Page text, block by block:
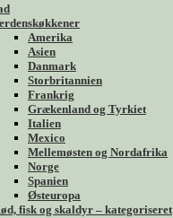
Amerika
Asien
Danmark
Storbritannien
Frankrig
Grækenland og Tyrkiet
Italien
Mexico
Mellemøsten og Nordafrika
Norge
Spanien
Østeuropa
fisk og skaldyr – kategoriseret